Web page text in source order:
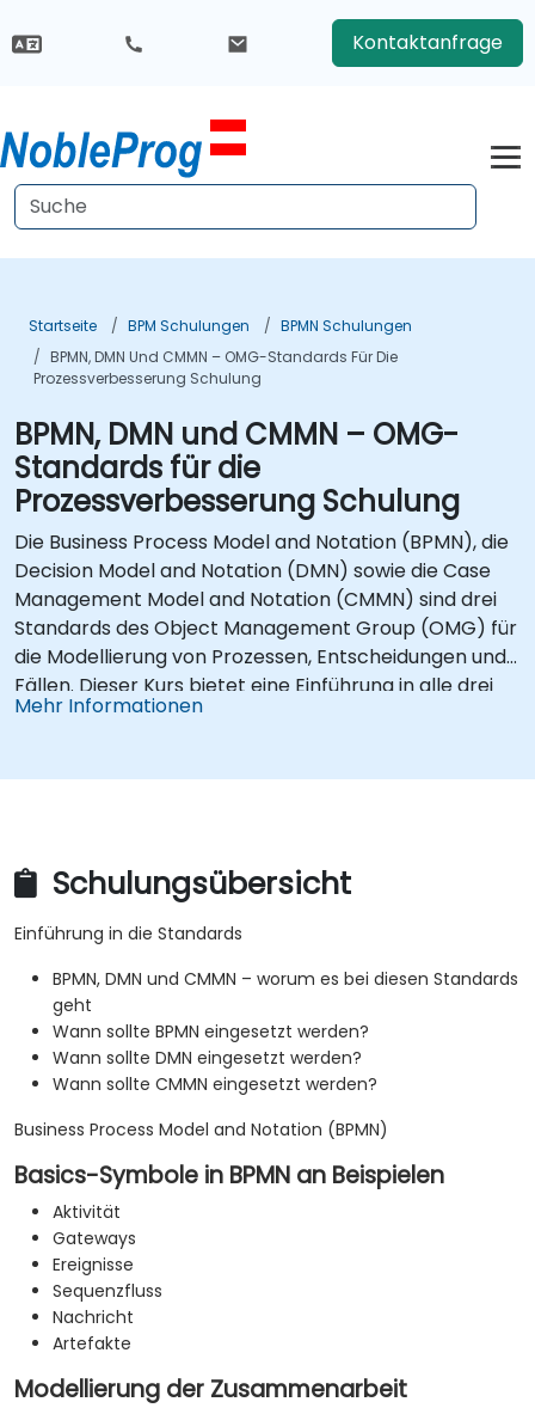
Kontaktanfrage
Startseite BPM Schulungen
BPMN Schulungen
BPMN, DMN Und CMMN – OMG-Standards Für Die
Prozessverbesserung Schulung
BPMN, DMN und CMMN – OMG-
Standards für die
Prozessverbesserung Schulung
Die Business Process Model and Notation (BPMN), die
Decision Model and Notation (DMN) sowie die Case
Management Model and Notation (CMMN) sind drei
Standards des Object Management Group (OMG) für
die Modellierung von Prozessen, Entscheidungen und
Fällen. Dieser Kurs bietet eine Einführung in alle drei
Standards und erläutert, wann welche Notation
Mehr Informationen
Schulungsübersicht
Einführung in die Standards
BPMN, DMN und CMMN – worum es bei diesen Standards
geht
Wann sollte BPMN eingesetzt werden?
Wann sollte DMN eingesetzt werden?
Wann sollte CMMN eingesetzt werden?
Business Process Model and Notation (BPMN)
Basics-Symbole in BPMN an Beispielen
Aktivität
Gateways
Ereignisse
Sequenzfluss
Nachricht
Artefakte
Modellierung der Zusammenarbeit